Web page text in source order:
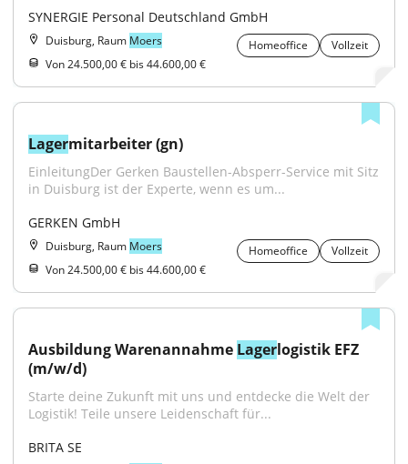
SYNERGIE Personal Deutschland GmbH
Duisburg, Raum Moers Homeoffice
Vollzeit
Von 24.500,00 € bis 44.600,00 €
Lagermitarbeiter (gn)
EinleitungDer Gerken Baustellen-Absperr-Service mit Sitz
in Duisburg ist der Experte, wenn es um...
GERKEN GmbH
Duisburg, Raum Moers Homeoffice
Vollzeit
Von 24.500,00 € bis 44.600,00 €
Ausbildung Warenannahme Lagerlogistik EFZ
(m/w/d)
Starte deine Zukunft mit uns und entdecke die Welt der
Logistik! Teile unsere Leidenschaft für...
BRITA SE